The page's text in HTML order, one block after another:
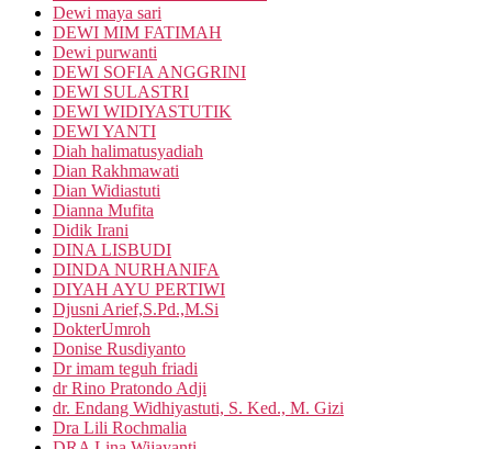
Dewi maya sari
DEWI MIM FATIMAH
Dewi purwanti
DEWI SOFIA ANGGRINI
DEWI SULASTRI
DEWI WIDIYASTUTIK
DEWI YANTI
Diah halimatusyadiah
Dian Rakhmawati
Dian Widiastuti
Dianna Mufita
Didik Irani
DINA LISBUDI
DINDA NURHANIFA
DIYAH AYU PERTIWI
Djusni Arief,S.Pd.,M.Si
DokterUmroh
Donise Rusdiyanto
Dr imam teguh friadi
dr Rino Pratondo Adji
dr. Endang Widhiyastuti, S. Ked., M. Gizi
Dra Lili Rochmalia